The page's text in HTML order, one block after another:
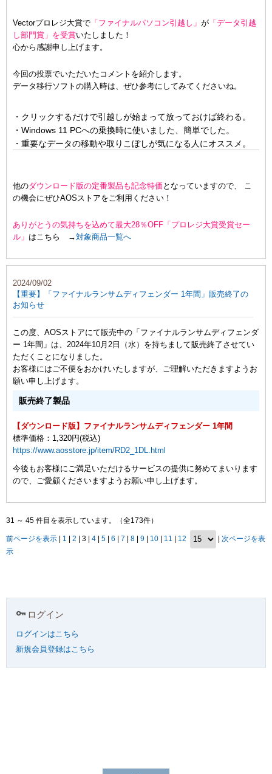
Vectorプロレジ大賞で 「ファイナルパソコン引越し」 が 「データ引越
し部門賞」を受賞いたしました！
心から感謝申し上げます。
今回の投票でいただいたコメントを紹介します。
データ移行ソフトの購入時は、ぜひ参考にしてみてくださいね。
・クリックするだけで引越しが始まって放っておけば終わる。
・Windows 11 PCへの乗換時に使いました、簡単でした。
・重要なデータの移動や取りこぼしが気になる人にオススメ。
他のダウンロード版の定番製品も記念特価 となっていますので、 こ
の機会にぜひAOSストアをご利用ください！
ありがとうの気持ちを込めて最大28％OFF「プロレジ大賞受賞セー
ル」 はこちら →対象商品一覧へ
2024/09/02
【重要】「ファイナルランサムディフェンダー 1年間」販売終了の
お知らせ
この度、AOSストアにて販売中の「ファイナルランサムディフェンダ
ー 1年間」は、2024年10月2日（水）を持ちまして販売終了させてい
ただくことになりました。
お客様にはご不便をおかけいたしますが、ご理解いただきますようお
願い申し上げます。
販売終了製品
【ダウンロード版】ファイナルランサムディフェンダー 1年間
標準価格：1,320円(税込)
https://www.aosstore.jp/item/RD2_1DL.html
今後もお客様にご満足いただけるサービスの提供に努めてまいります
ので、ご愛顧くださいますようお願い申し上げます。
31 ～ 45 件目を表示しています。（全173件）
前ページを表示 1 2 | 3 | 4 5 6 7 8 9 10 11 12
次ページを表
示
ログイン
ログインはこちら
新規会員登録はこちら